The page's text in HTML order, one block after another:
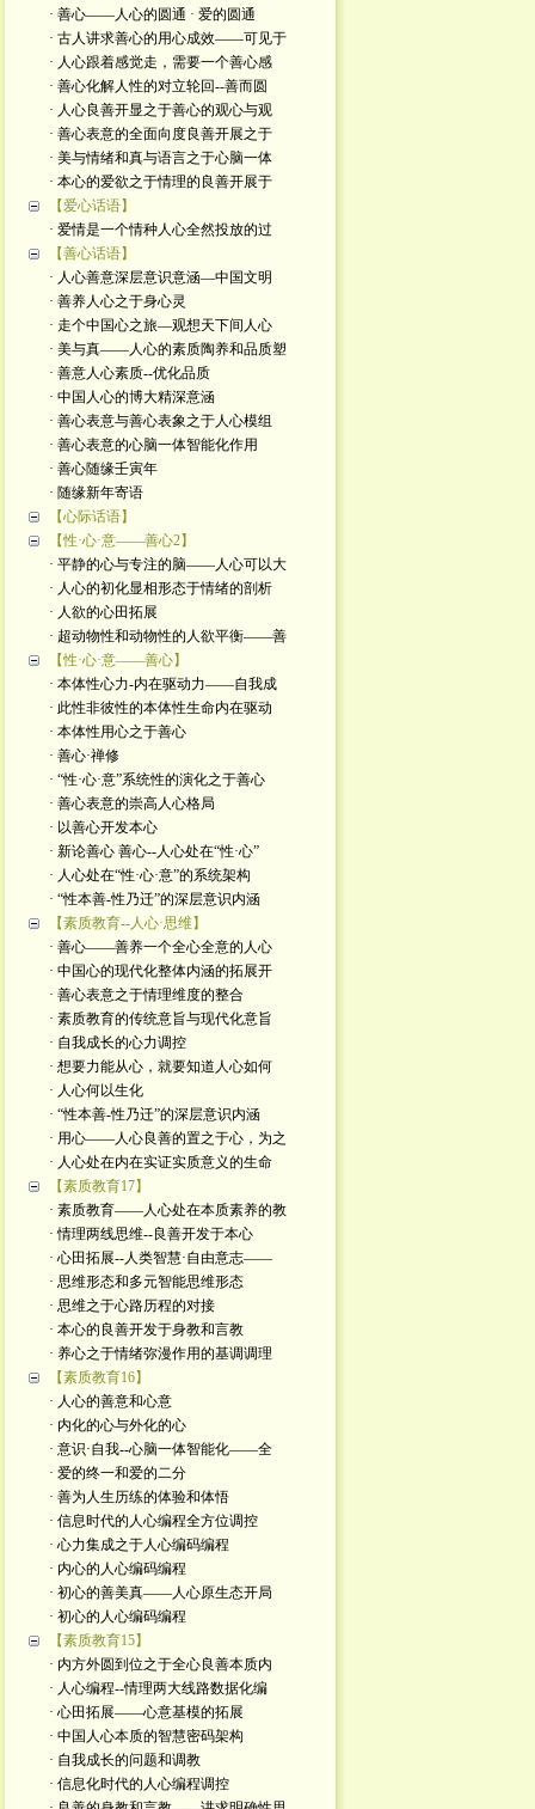
· 善心——人心的圆通 · 爱的圆通
· 古人讲求善心的用心成效——可见于
· 人心跟着感觉走，需要一个善心感
· 善心化解人性的对立轮回--善而圆
· 人心良善开显之于善心的观心与观
· 善心表意的全面向度良善开展之于
· 美与情绪和真与语言之于心脑一体
· 本心的爱欲之于情理的良善开展于
【爱心话语】
· 爱情是一个情种人心全然投放的过
【善心话语】
· 人心善意深层意识意涵—中国文明
· 善养人心之于身心灵
· 走个中国心之旅—观想天下间人心
· 美与真——人心的素质陶养和品质塑
· 善意人心素质--优化品质
· 中国人心的博大精深意涵
· 善心表意与善心表象之于人心模组
· 善心表意的心脑一体智能化作用
· 善心随缘壬寅年
· 随缘新年寄语
【心际话语】
【性·心·意——善心2】
· 平静的心与专注的脑——人心可以大
· 人心的初化显相形态于情绪的剖析
· 人欲的心田拓展
· 超动物性和动物性的人欲平衡——善
【性·心·意——善心】
· 本体性心力-内在驱动力——自我成
· 此性非彼性的本体性生命内在驱动
· 本体性用心之于善心
· 善心·禅修
· “性·心·意”系统性的演化之于善心
· 善心表意的崇高人心格局
· 以善心开发本心
· 新论善心 善心--人心处在“性·心”
· 人心处在“性·心·意”的系统架构
· “性本善-性乃迁”的深层意识内涵
【素质教育--人心·思维】
· 善心——善养一个全心全意的人心
· 中国心的现代化整体内涵的拓展开
· 善心表意之于情理维度的整合
· 素质教育的传统意旨与现代化意旨
· 自我成长的心力调控
· 想要力能从心，就要知道人心如何
· 人心何以生化
· “性本善-性乃迁”的深层意识内涵
· 用心——人心良善的置之于心，为之
· 人心处在内在实证实质意义的生命
【素质教育17】
· 素质教育——人心处在本质素养的教
· 情理两线思维--良善开发于本心
· 心田拓展--人类智慧·自由意志——
· 思维形态和多元智能思维形态
· 思维之于心路历程的对接
· 本心的良善开发于身教和言教
· 养心之于情绪弥漫作用的基调调理
【素质教育16】
· 人心的善意和心意
· 内化的心与外化的心 ​
· 意识·自我--心脑一体智能化——全
· 爱的终一和爱的二分
· 善为人生历练的体验和体悟
· 信息时代的人心编程全方位调控
· 心力集成之于人心编码编程
· 内心的人心编码编程
· 初心的善美真——人心原生态开局
· 初心的人心编码编程
【素质教育15】
· 内方外圆到位之于全心良善本质内
· 人心编程--情理两大线路数据化编
· 心田拓展——心意基模的拓展
· 中国人心本质的智慧密码架构
· 自我成长的问题和调教
· 信息化时代的人心编程调控